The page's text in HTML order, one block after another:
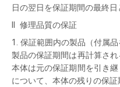
日の翌日を保証期間の最終日
II 修理品質の保証
1. 保証範囲内の製品（付属
製品の保証期間は再計算さ
本体は元の保証期間を引き
について、本体の残りの保